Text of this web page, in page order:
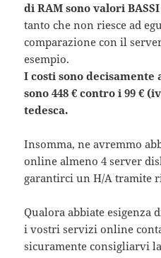
di RAM sono valori
tanto che non riesce ad
comparazione con il
esempio.
I costi sono
sono 448 € contro i 99 €
tedesca.
Insomma, ne avremmo
online almeno 4 server
garantirci un H/A tramite
Qualora abbiate esigenza
i vostri servizi online
sicuramente consigliarvi